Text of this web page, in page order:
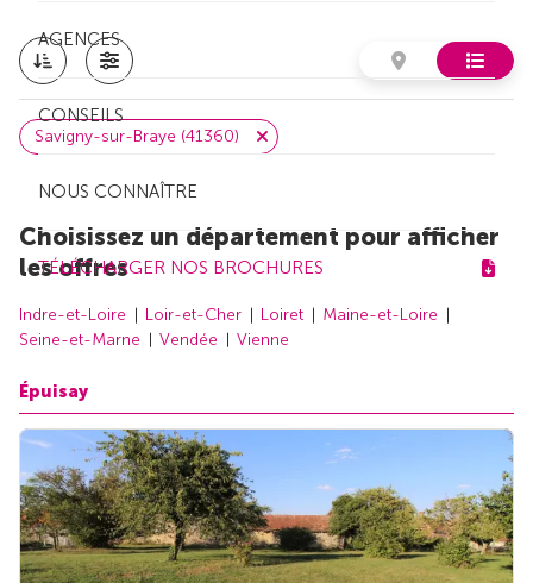
AGENCES
CONSEILS
NOUS CONNAÎTRE
TÉLÉCHARGER NOS BROCHURES
Savigny-sur-Braye (41360)
Choisissez un département pour afficher
les offres
Indre-et-Loire Loir-et-Cher Loiret
Maine-et-Loire
Seine-et-Marne
Vendée Vienne
Épuisay